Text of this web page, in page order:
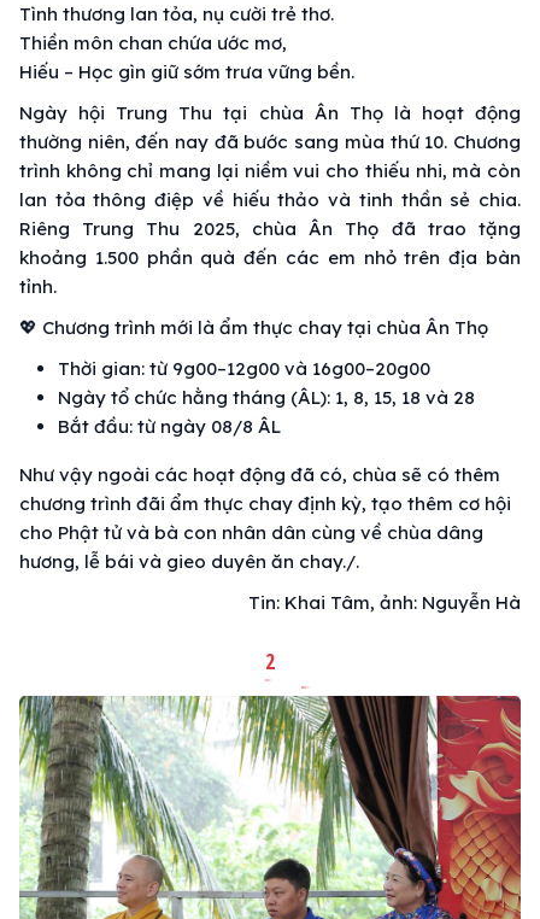
Tình thương lan tỏa, nụ cười trẻ thơ.
Thiền môn chan chứa ước mơ,
Hiếu – Học gìn giữ sớm trưa vững bền.
Ngày hội Trung Thu tại chùa Ân Thọ là hoạt động
thường niên, đến nay đã bước sang mùa thứ 10. Chương
trình không chỉ mang lại niềm vui cho thiếu nhi, mà còn
lan tỏa thông điệp về hiếu thảo và tinh thần sẻ chia.
Riêng Trung Thu 2025, chùa Ân Thọ đã trao tặng
khoảng 1.500 phần quà đến các em nhỏ trên địa bàn
tỉnh.
💖 Chương trình mới là ẩm thực chay tại chùa Ân Thọ
Thời gian: từ 9g00–12g00 và 16g00–20g00
Ngày tổ chức hằng tháng (ÂL): 1, 8, 15, 18 và 28
Bắt đầu: từ ngày 08/8 ÂL
Như vậy ngoài các hoạt động đã có, chùa sẽ có thêm
chương trình đãi ẩm thực chay định kỳ, tạo thêm cơ hội
cho Phật tử và bà con nhân dân cùng về chùa dâng
hương, lễ bái và gieo duyên ăn chay./.
Tin: Khai Tâm, ảnh: Nguyễn Hà
2